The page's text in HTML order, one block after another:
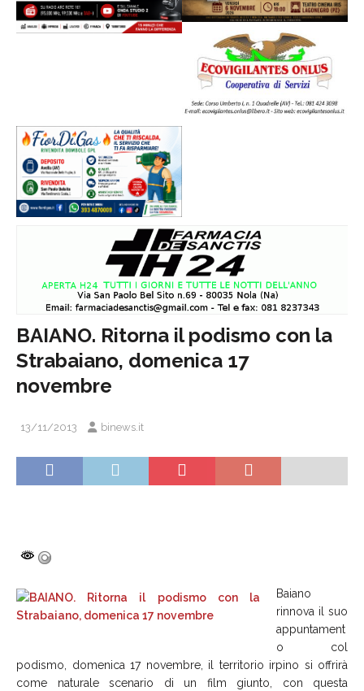
BAIANO. Ritorna il podismo con la
Strabaiano, domenica 17
novembre
13/11/2013 binews.it
Baiano
rinnova il suo
appuntament
o col
podismo, domenica 17 novembre, il territorio irpino si offrirà
come naturale scenario di un film giunto, con questa